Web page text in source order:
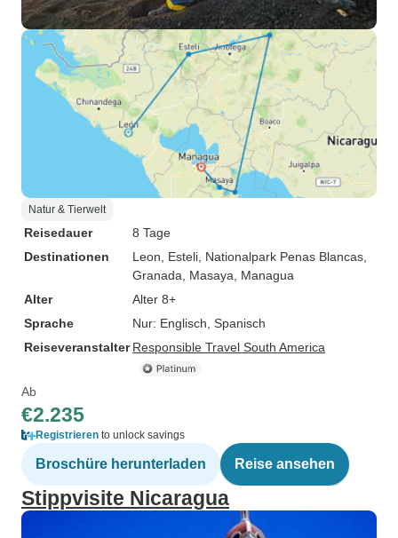
Natur & Tierwelt
Reisedauer
8 Tage
Destinationen
Leon , Esteli , Nationalpark Penas Blancas
Granada , Masaya , Managua
Alter
Alter 8+
Sprache
Nur: Englisch, Spanisch
Reiseveranstalter Responsible Travel South America
Ab
€2.235
Registrieren to unlock savings
Broschüre herunterladen Reise ansehen
Stippvisite Nicaragua